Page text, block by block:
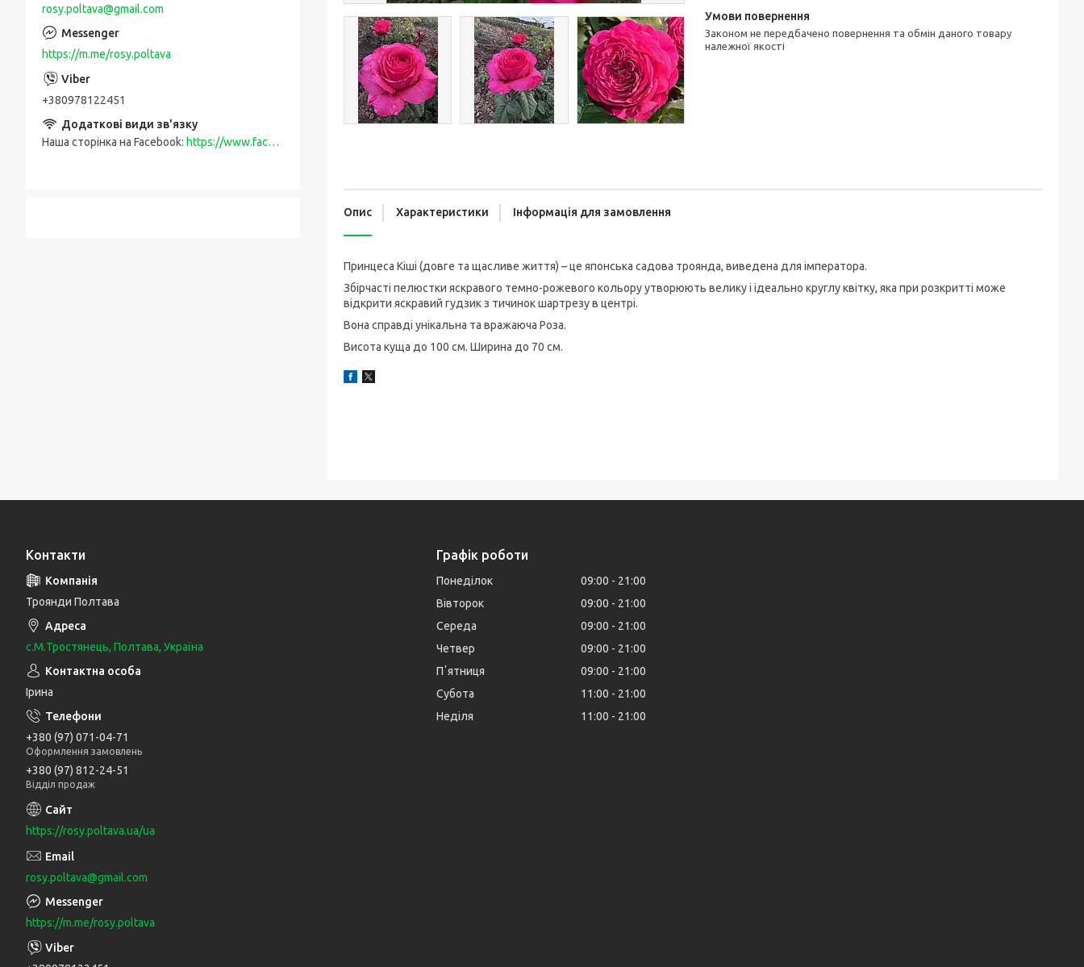
Законом не передбачено повернення та обмін даного товару
належної якості
Опис Характеристики Інформація для замовлення
Принцеса Кіші (довге та щасливе життя) – це японська садова троянда, виведена для імператора.
Збірчасті пелюстки яскравого темно-рожевого кольору утворюють велику і ідеально круглу квітку, яка при розкритті може
відкрити яскравий гудзик з тичинок шартрезу в центрі.
Вона справді унікальна та вражаюча Роза.
Висота куща до 100 см. Ширина до 70 см.
rosy.poltava@gmail.com
https://m.me/rosy.poltava
+380978122451
Наша сторінка на Facebook https://www.facebook.com/rosy.poltava
Контакти
Троянди Полтава
с.М.Тростянець, Полтава, Україна
Ірина
+380 (97) 071-04-71
Оформлення замовлень
+380 (97) 812-24-51
Відділ продаж
https://rosy.poltava.ua/ua
rosy.poltava@gmail.com
https://m.me/rosy.poltava
Графік роботи
Понеділок 09:00
21:00
Вівторок
09:00
21:00
Середа
09:00
21:00
Четвер
09:00
21:00
Пʼятниця
09:00
21:00
Субота
11:00
21:00
Неділя
11:00 21:00